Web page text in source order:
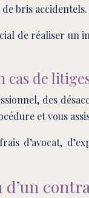
de bris
de réaliser un
de
des
et vous
d’avocat,